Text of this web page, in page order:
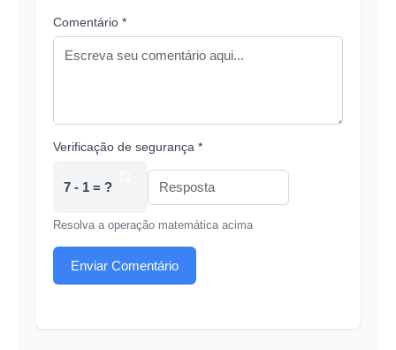
Comentário *
Verificação de segurança *
7 - 1 = ?
Resolva a operação matemática acima
Enviar Comentário